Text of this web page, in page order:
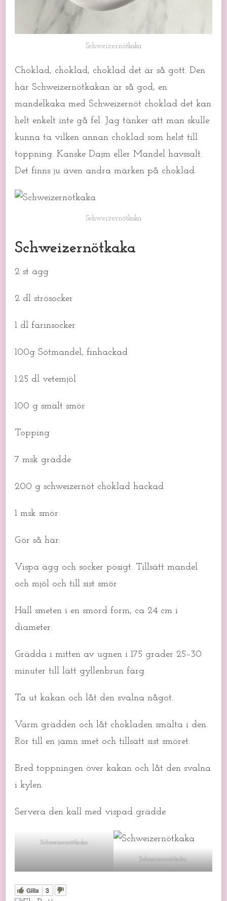
Schweizernötkaka
Choklad, choklad, choklad det är så gott. Den
här Schweizernötkakan är så god, en
mandelkaka med Schweizernöt choklad det kan
helt enkelt inte gå fel. Jag tänker att man skulle
kunna ta vilken annan choklad som helst till
toppning. Kanske Dajm eller Mandel havssalt.
Det finns ju även andra märken på choklad.
Schweizernötkaka
Schweizernötkaka
2 st ägg
2 dl strösocker
1 dl farinsocker
100g Sötmandel, finhackad
1.25 dl vetemjöl
100 g smält smör
Topping
7 msk grädde
200 g schweizernöt choklad hackad
1 msk smör
Gör så här:
Vispa ägg och socker pösigt. Tillsätt mandel
och mjöl och till sist smör
Häll smeten i en smord form, ca 24 cm i
diameter.
Grädda i mitten av ugnen i 175 grader 25–30
minuter till lätt gyllenbrun färg.
Ta ut kakan och låt den svalna något.
Värm grädden och låt chokladen smälta i den.
Rör till en jämn smet och tillsätt sist smöret.
Bred toppningen över kakan och låt den svalna
i kylen.
Servera den kall med vispad grädde.
Schweizernötkaka
Schweizernötkaka
Gilla 3